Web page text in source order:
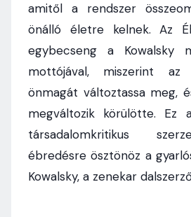
amitől a rendszer
önálló életre kelnek. Az
egybecseng a
mottójával, miszerint
önmagát változtassa meg,
megváltozik körülötte. Ez
társadalomkritikus
ébredésre ösztönöz a
Kowalsky, a zenekar